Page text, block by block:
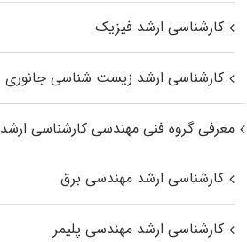
کارشناسی ارشد فیزیک
کارشناسی ارشد زیست‌ شناسی جانوری
معرفی گروه فنی مهندسی کارشناسی ارشد
کارشناسی ارشد مهندسی برق
کارشناسی ارشد مهندسی پلیمر